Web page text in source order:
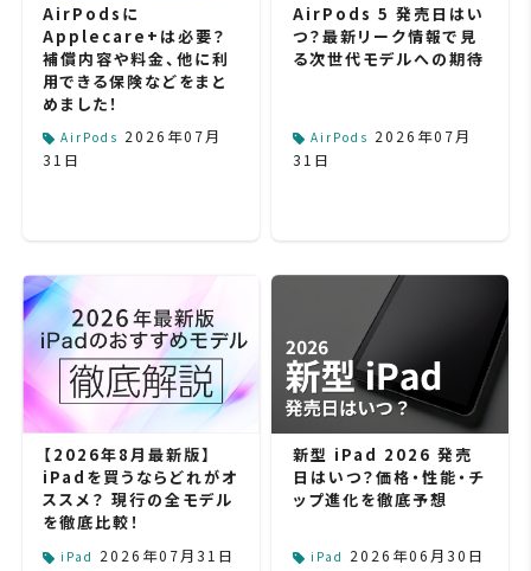
AirPodsに
Applecare+は必要？
補償内容や料金、他に利
用できる保険などをまと
めました！
AirPods 2026年07月
31日
AirPods 5 発売日はい
つ？最新リーク情報で見
る次世代モデルへの期待
AirPods 2026年07月
31日
【2026年8月最新版】
iPadを買うならどれがオ
ススメ？ 現行の全モデル
を徹底比較！
iPad 2026年07月31日
新型 iPad 2026 発売
日はいつ？価格・性能・チ
ップ進化を徹底予想
iPad 2026年06月30日